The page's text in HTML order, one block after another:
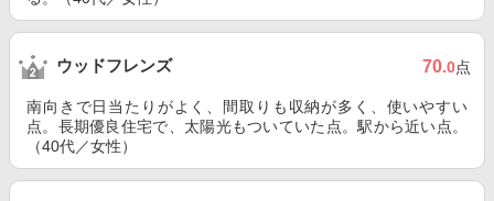
ウッドフレンズ 70.0点
南向きで日当たりがよく、間取りも収納が多く、使いやすい
点。長期優良住宅で、太陽光もついていた点。駅から近い点。
（40代／女性）